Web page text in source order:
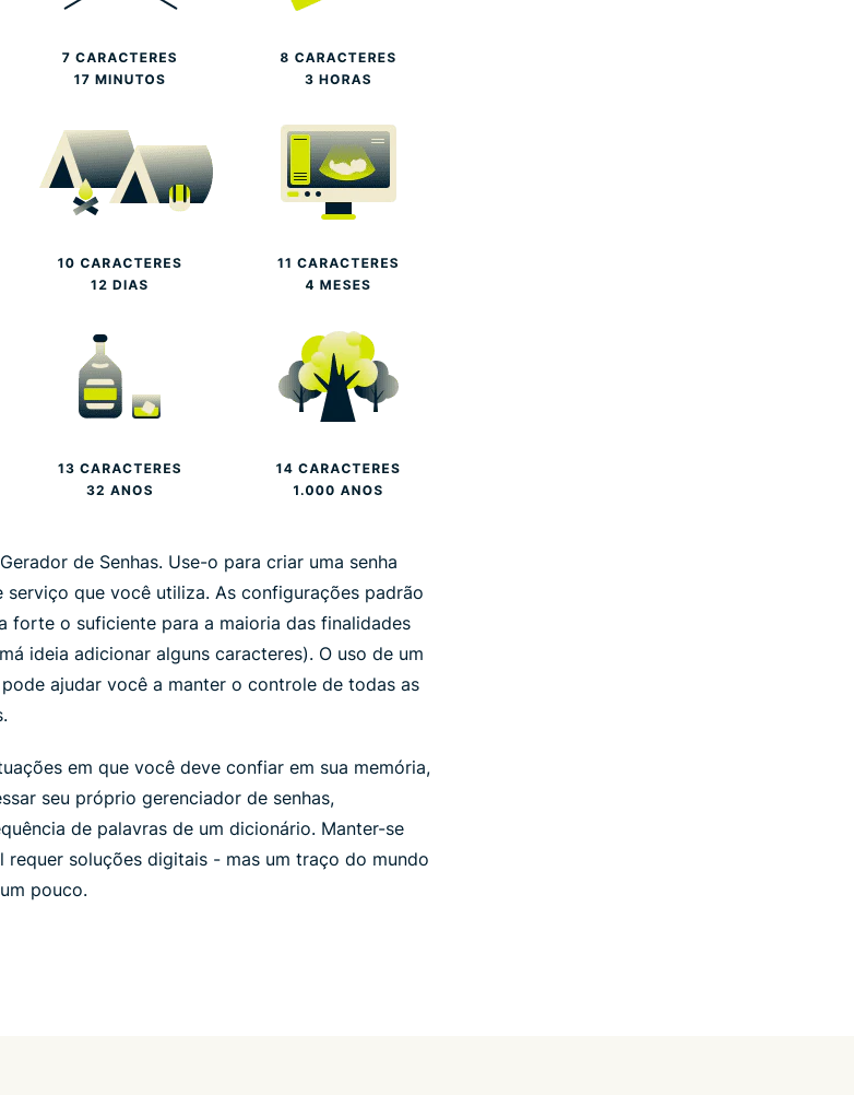
de Senhas. Use-o para criar uma senha
serviço que você utiliza. As configurações padrão
forte o suficiente para a maioria das finalidades
ideia adicionar alguns caracteres). O uso de um
ajudar você a manter o controle de todas as
em que você deve confiar em sua memória,
seu próprio gerenciador de senhas,
de palavras de um dicionário. Manter-se
requer soluções digitais - mas um traço do mundo
pouco.